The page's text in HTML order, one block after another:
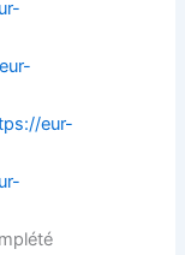
eur-